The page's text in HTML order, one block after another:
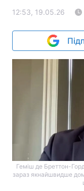
12:53, 19.05.26
Геміш де Бреттон-
зараз якнайшвидше